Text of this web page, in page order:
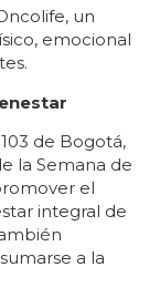
un
emocional
de Bogotá,
la Semana de
el
integral de
a la